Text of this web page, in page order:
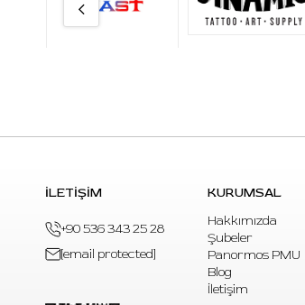
İLETİŞİM
+90 536 343 25 28
[email protected]
KURUMSAL
Hakkımızda
Şubeler
Panormos PMU
Blog
İletişim